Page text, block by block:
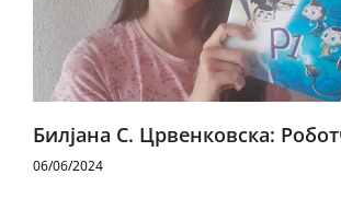
Билјана С. Црвенковска:
06/06/2024